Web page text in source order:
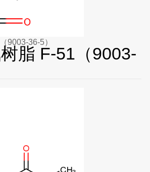
9003-36-5）
脂 F-51（9003-